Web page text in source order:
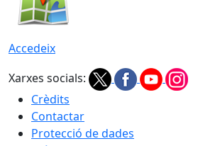
Accedeix
Xarxes socials:
Crèdits
Contactar
Protecció de dades